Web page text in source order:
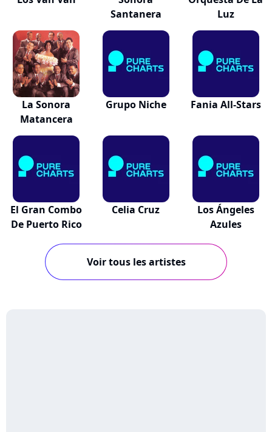
Santanera
Luz
La Sonora
Matancera
Grupo Niche Fania All-Stars
El Gran Combo
De Puerto Rico
Celia Cruz
Los Ángeles
Azules
Voir tous les artistes